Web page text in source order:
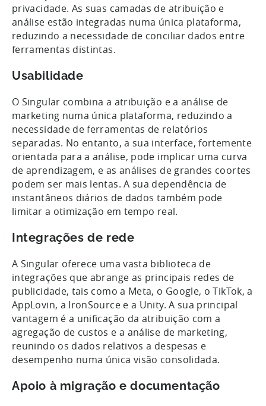
privacidade. As suas camadas de atribuição e
análise estão integradas numa única plataforma,
reduzindo a necessidade de conciliar dados entre
ferramentas distintas.
Usabilidade
O Singular combina a atribuição e a análise de
marketing numa única plataforma, reduzindo a
necessidade de ferramentas de relatórios
separadas. No entanto, a sua interface, fortemente
orientada para a análise, pode implicar uma curva
de aprendizagem, e as análises de grandes coortes
podem ser mais lentas. A sua dependência de
instantâneos diários de dados também pode
limitar a otimização em tempo real.
Integrações de rede
A Singular oferece uma vasta biblioteca de
integrações que abrange as principais redes de
publicidade, tais como a Meta, o Google, o TikTok, a
AppLovin, a IronSource e a Unity. A sua principal
vantagem é a unificação da atribuição com a
agregação de custos e a análise de marketing,
reunindo os dados relativos a despesas e
desempenho numa única visão consolidada.
Apoio à migração e documentação